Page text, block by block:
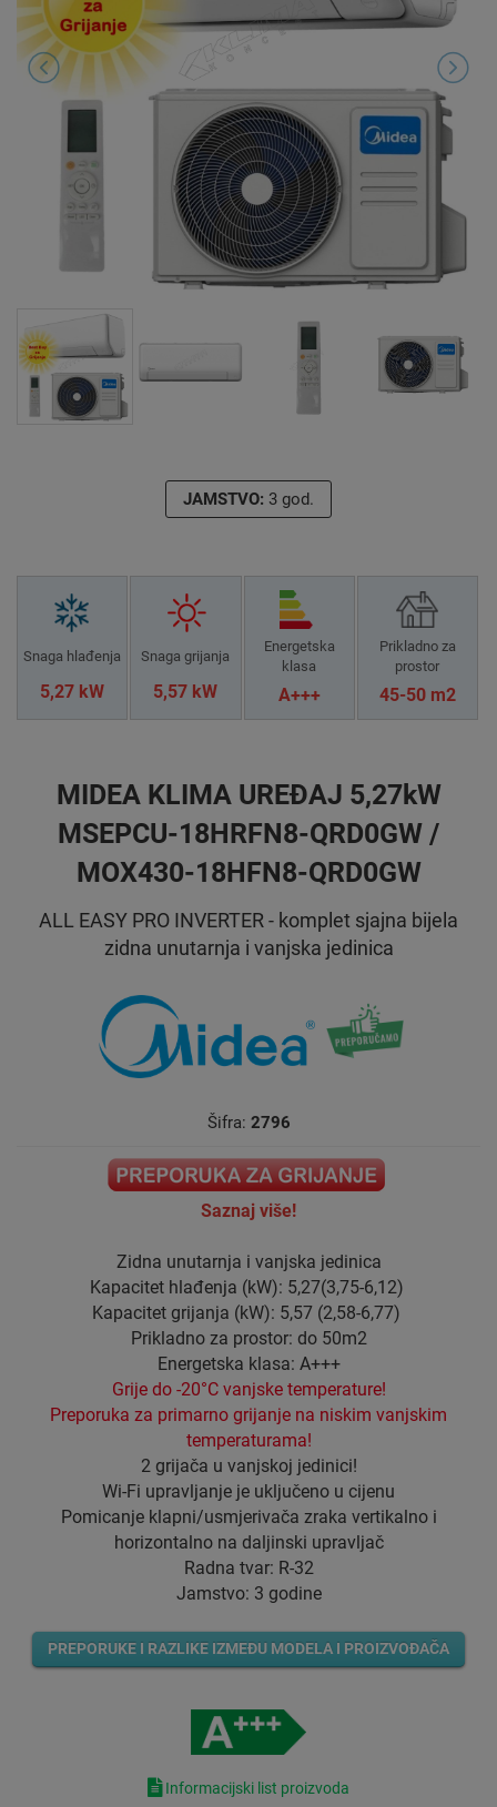
JAMSTVO: 3 god.
Snaga hlađenja
5,27 kW
Snaga grijanja
5,57 kW
Energetska
klasa
A+++
Prikladno za
prostor
45-50 m2
MIDEA KLIMA UREĐAJ 5,27kW
MSEPCU-18HRFN8-QRD0GW /
MOX430-18HFN8-QRD0GW
ALL EASY PRO INVERTER - komplet sjajna bijela
zidna unutarnja i vanjska jedinica
Šifra: 2796
Saznaj više!
Zidna unutarnja i vanjska jedinica
Kapacitet hlađenja (kW): 5,27(3,75-6,12)
Kapacitet grijanja (kW): 5,57 (2,58-6,77)
Prikladno za prostor: do 50m2
Energetska klasa: A+++
Grije do -20°C vanjske temperature!
Preporuka za primarno grijanje na niskim vanjskim
temperaturama!
2 grijača u vanjskoj jedinici!
Wi-Fi upravljanje je uključeno u cijenu
Pomicanje klapni/usmjerivača zraka vertikalno i
horizontalno na daljinski upravljač
Radna tvar: R-32
Jamstvo: 3 godine
PREPORUKE I RAZLIKE IZMEĐU MODELA I PROIZVOĐAČA
Informacijski list proizvoda